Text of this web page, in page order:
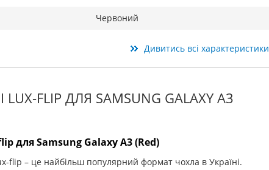
Червоний
Дивитись всі характеристики
FLIP ДЛЯ SAMSUNG GALAXY A3
для Samsung Galaxy A3 (Red)
flip – це найбільш популярний формат чохла в Україні.